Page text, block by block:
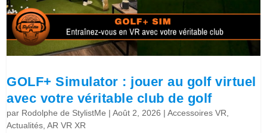
GOLF+ Simulator : jouer au golf virtuel
avec votre véritable club de golf
par Rodolphe de StylistMe |Août 2, 2026 |Accessoires VR
Actualités ,AR VR XR